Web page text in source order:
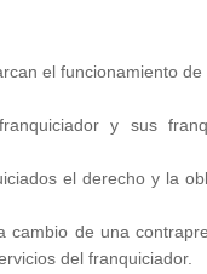
el funcionamiento de
y sus
el derecho y la
cambio de una
del franquiciador.